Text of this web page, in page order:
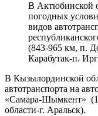
В Актюбинской
погодных
видов
(843-965 км, п.
Карабутак-п.
В Кызылординской
автотранспорта на
«Самара-Шымкент»
области-г. Аральск).